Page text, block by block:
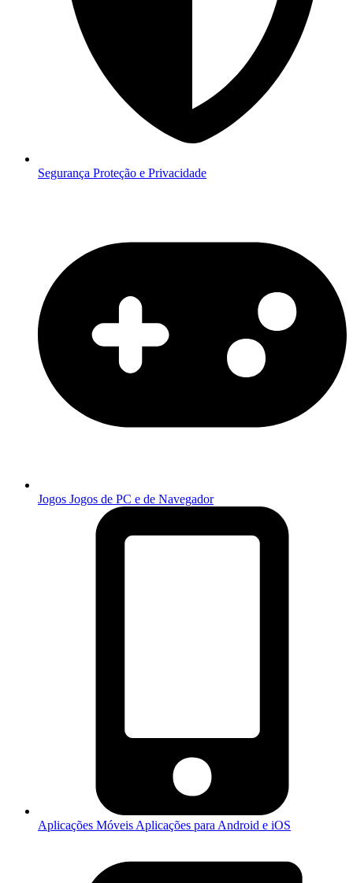
Segurança Proteção e Privacidade
Jogos Jogos de PC e de Navegador
Aplicações Móveis Aplicações para Android e iOS